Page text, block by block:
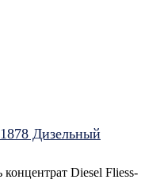
Дизельный
Diesel Fliess-